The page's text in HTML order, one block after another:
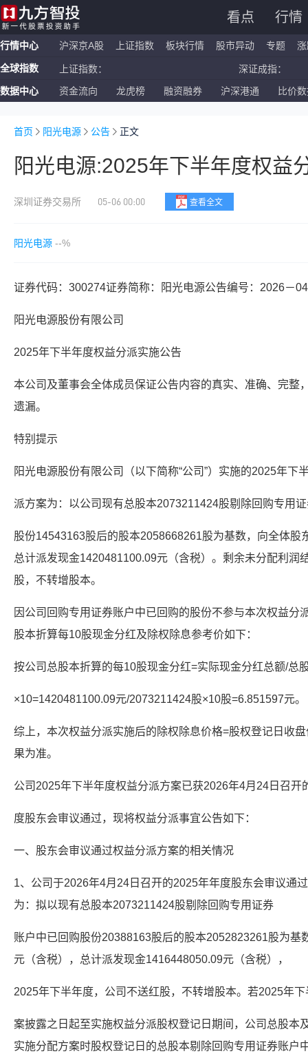
看点 行情
行情中心 沪深京A股 上证指数 板块行情 股市异动 专题
全球指数 上证指数： 深证成指：
恒生指数： 国企指数：
数据中心 资金流向 龙虎榜 融资融券 沪深港通 比价
首页 阳光电源 公告 正文
阳光电源:2025年下半年度权益
深圳证券交易所 05-06 00:00 查看全文
阳光电源 --%
证券代码：300274证券简称：阳光电源公告编号：2026－
阳光电源股份有限公司
2025年下半年度权益分派实施公告
本公司及董事会全体成员保证公告内容的真实、准确、完整
遗漏。
特别提示
阳光电源股份有限公司（以下简称“公司”）实施的2025年下
派方案为：以公司现有总股本2073211424股剔除回购专用
股份14543163股后的股本2058668261股为基数，向全体股
总计派发现金1420481100.09元（含税）。剩余未分配利润
股，不转增股本。
因公司回购专用证券账户中已回购的股份不参与本次权益分
股本折算每10股现金分红及除权除息参考价如下：
按公司总股本折算的每10股现金分红=实际现金分红总额/总
×10=1420481100.09元/2073211424股×10股=6.851597元。
综上，本次权益分派实施后的除权除息价格=股权登记日收
果为准。
公司2025年下半年度权益分派方案已获2026年4月24日召开
度股东会审议通过，现将权益分派事宜公告如下：
一、股东会审议通过权益分派方案的相关情况
1、公司于2026年4月24日召开的2025年年度股东会审议通
为：拟以现有总股本2073211424股剔除回购专用证券
账户中已回购股份20388163股后的股本2052823261股为基
元（含税），总计派发现金1416448050.09元（含税），
2025年下半年度，公司不送红股，不转增股本。若2025年
案披露之日起至实施权益分派股权登记日期间，公司总股本
实施分配方案时股权登记日的总股本剔除回购专用证券账户